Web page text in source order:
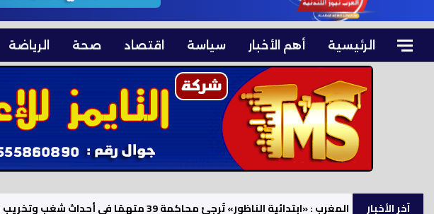
الرئيسية أهم الأخبار سياسة اقتصاد صحة الرياضة
آخر الأخبار المغرب : «ابتدائية الناظور» تُرجئ محاكمة 39 متهمًا في أحداث شغب وتخريب ممتلكات بـ«معبر بني أنصار»